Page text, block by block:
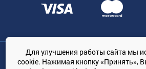
Общество с ограниченной
1167847364079, 197022, г. Санкт-
Для улучшения работы сайта мы
cookie. Нажимая кнопку «Принять»,